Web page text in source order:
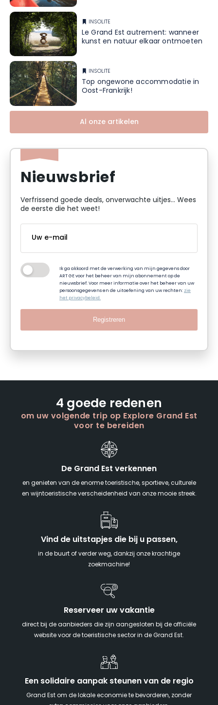
INSOLITE
Le Grand Est autrement: wanneer
kunst en natuur elkaar ontmoeten
INSOLITE
Top ongewone accommodatie in
Oost-Frankrijk!
Al onze artikelen
Nieuwsbrief
Verfrissend goede deals, onverwachte uitjes... Wees
de eerste die het weet!
Ik ga akkoord met de verwerking van mijn gegevens door
ART GE voor het beheer van mijn abonnement op de
nieuwsbrief. Voor meer informatie over het beheer van uw
persoonsgegevens en de uitoefening van uw rechten: zie
het privacybeleid.
Registreren
4 goede redenen
om uw volgende trip op Explore Grand Est
voor te bereiden
De Grand Est verkennen
en genieten van de enorme toeristische, sportieve, culturele
en wijntoeristische verscheidenheid van onze mooie streek.
Vind de uitstapjes die bij u passen,
in de buurt of verder weg, dankzij onze krachtige
zoekmachine!
Reserveer uw vakantie
direct bij de aanbieders die zijn aangesloten bij de officiële
website voor de toeristische sector in de Grand Est.
Een solidaire aanpak steunen van de regio
Grand Est om de lokale economie te bevorderen, zonder